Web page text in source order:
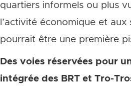
quartiers informels ou plus
l’activité économique et aux
pourrait être une première
Des voies réservées pour
intégrée des BRT et Tro-